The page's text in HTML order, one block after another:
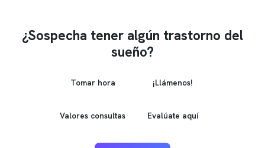
¿Sospecha tener algún trastorno del
sueño?
Tomar hora ¡Llámenos!
Valores consultas Evalúate aquí